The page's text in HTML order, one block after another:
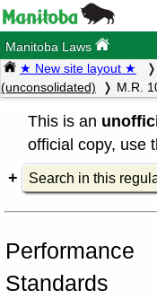
Manitoba Laws
★ New site layout ★
(unconsolidated)
M.R.
This is an
official copy, use
Search in this
Performance
Standards